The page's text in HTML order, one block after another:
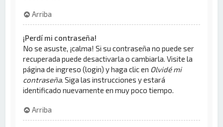
Arriba
¡Perdí mi contraseña!
No se asuste, ¡calma! Si su contraseña no puede ser
recuperada puede desactivarla o cambiarla. Visite la
página de ingreso (login) y haga clic en Olvidé mi
contraseña. Siga las instrucciones y estará
identificado nuevamente en muy poco tiempo.
Arriba